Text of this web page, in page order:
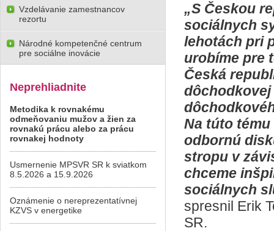
„S Českou
sociálnych
lehotách pri
urobíme pre
Česká
dôchodkovej
Na túto
odbornú
stropu v
chceme
sociálnych
spresnil Erik
SR.
Vzdelávanie zamestnancov
rezortu
Národné kompetenčné centrum
pre sociálne inovácie
Neprehliadnite
Metodika k rovnakému
odmeňovaniu mužov a žien za
rovnakú prácu alebo za prácu
rovnakej hodnoty
Usmernenie MPSVR SR k sviatkom
8.5.2026 a 15.9.2026
Oznámenie o nereprezentatívnej
KZVS v energetike